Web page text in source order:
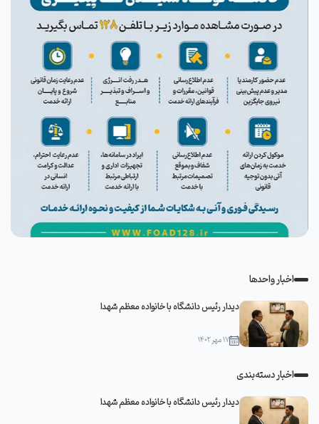
اخبار واحدها
دیدار رئیس دانشگاه با خانواده معظم شهدا
۱۷ مهر ۱۴۰۲
اخبار دسته‌بندی
دیدار رئیس دانشگاه با خانواده معظم شهدا